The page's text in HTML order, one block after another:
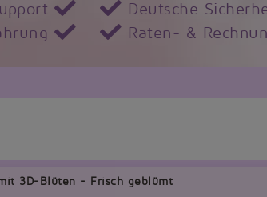
Deutsche
Raten- &
3D-Blüten - Frisch geblümt